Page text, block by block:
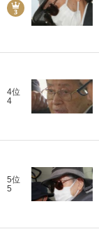
4位
4
5位
5